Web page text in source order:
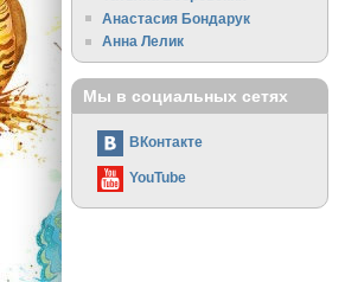
Анастасия Бондарук
Анна Лелик
Мы в социальных сетях
ВКонтакте
YouTube